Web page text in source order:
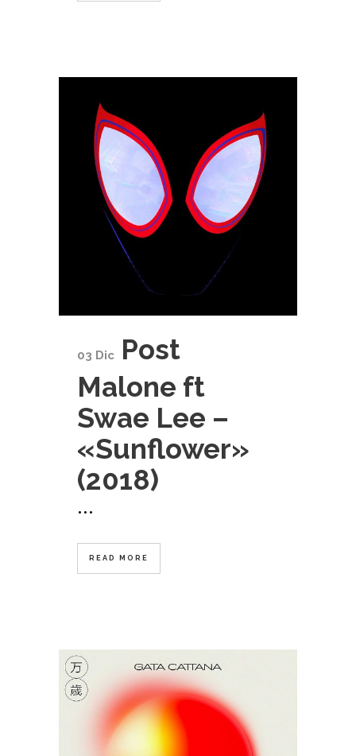
03 Dic
Post
Malone ft
Swae Lee –
«Sunflower»
(2018)
...
READ MORE